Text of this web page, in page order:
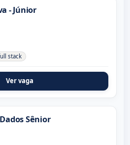
- Júnior
stack
Ver vaga
Sênior